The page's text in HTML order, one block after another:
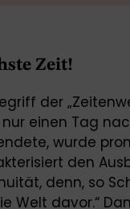
Zeit!
der
nur einen Tag
wurde
den
denn, so
Welt davor.“